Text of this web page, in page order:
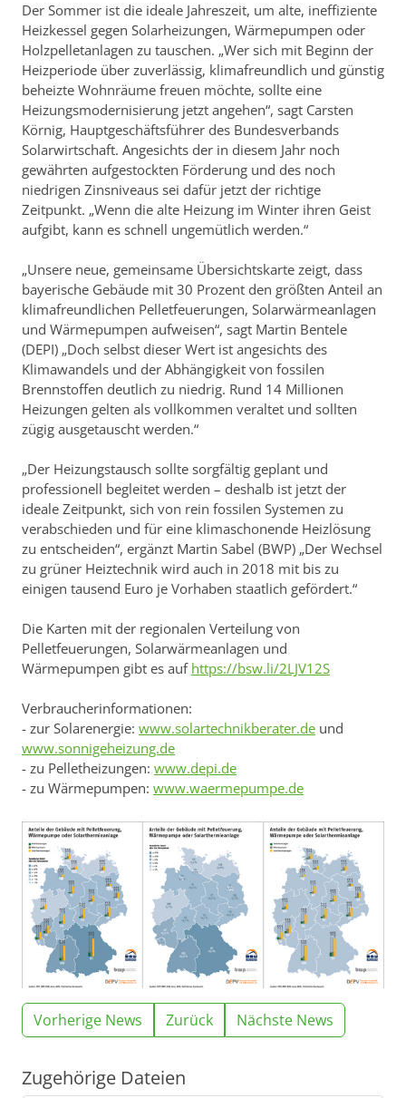
Der Sommer ist die ideale Jahreszeit, um alte, ineffiziente
Heizkessel gegen Solarheizungen, Wärmepumpen oder
Holzpelletanlagen zu tauschen. „Wer sich mit Beginn der
Heizperiode über zuverlässig, klimafreundlich und günstig
beheizte Wohnräume freuen möchte, sollte eine
Heizungsmodernisierung jetzt angehen“, sagt Carsten
Körnig, Hauptgeschäftsführer des Bundesverbands
Solarwirtschaft. Angesichts der in diesem Jahr noch
gewährten aufgestockten Förderung und des noch
niedrigen Zinsniveaus sei dafür jetzt der richtige
Zeitpunkt. „Wenn die alte Heizung im Winter ihren Geist
aufgibt, kann es schnell ungemütlich werden.“
„Unsere neue, gemeinsame Übersichtskarte zeigt, dass
bayerische Gebäude mit 30 Prozent den größten Anteil an
klimafreundlichen Pelletfeuerungen, Solarwärmeanlagen
und Wärmepumpen aufweisen“, sagt Martin Bentele
(DEPI) „Doch selbst dieser Wert ist angesichts des
Klimawandels und der Abhängigkeit von fossilen
Brennstoffen deutlich zu niedrig. Rund 14 Millionen
Heizungen gelten als vollkommen veraltet und sollten
zügig ausgetauscht werden.“
„Der Heizungstausch sollte sorgfältig geplant und
professionell begleitet werden – deshalb ist jetzt der
ideale Zeitpunkt, sich von rein fossilen Systemen zu
verabschieden und für eine klimaschonende Heizlösung
zu entscheiden“, ergänzt Martin Sabel (BWP) „Der Wechsel
zu grüner Heiztechnik wird auch in 2018 mit bis zu
einigen tausend Euro je Vorhaben staatlich gefördert.“
Die Karten mit der regionalen Verteilung von
Pelletfeuerungen, Solarwärmeanlagen und
Wärmepumpen gibt es auf https://bsw.li/2LJV12S
Verbraucherinformationen:
- zur Solarenergie: www.solartechnikberater.de und
www.sonnigeheizung.de
- zu Pelletheizungen: www.depi.de
- zu Wärmepumpen: www.waermepumpe.de
Vorherige News Zurück Nächste News
Zugehörige Dateien